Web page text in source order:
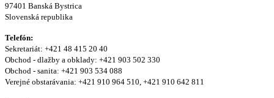
97401 Banská Bystrica
Slovenská republika
Telefón:
Sekretariát: +421 48 415 20 40
Obchod - dlažby a obklady: +421 903 502 330
Obchod - sanita: +421 903 534 088
Verejné obstarávania: +421 910 964 510, +421 910 642 811